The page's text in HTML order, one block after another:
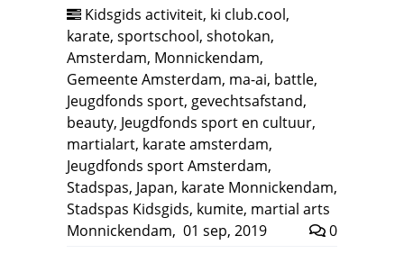
Kidsgids activiteit, ki club.cool,
karate, sportschool, shotokan,
Amsterdam, Monnickendam,
Gemeente Amsterdam, ma-ai, battle,
Jeugdfonds sport, gevechtsafstand,
beauty, Jeugdfonds sport en cultuur,
martialart, karate amsterdam,
Jeugdfonds sport Amsterdam,
Stadspas, Japan, karate Monnickendam,
Stadspas Kidsgids, kumite, martial arts
Monnickendam, 01 sep, 2019 0